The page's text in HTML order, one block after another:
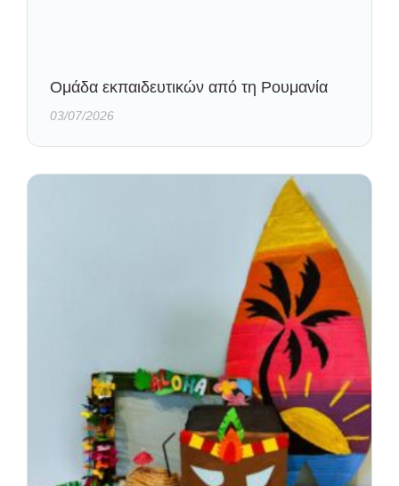
Oμάδα εκπαιδευτικών από τη Ρουμανία
03/07/2026